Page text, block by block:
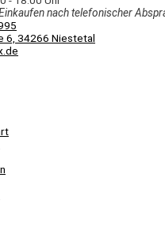
nach telefonischer
6, 34266 Niestetal